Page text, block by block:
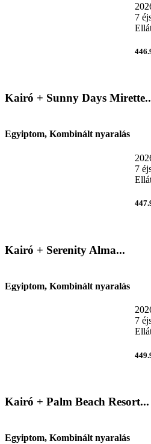
7
Kairó + Sunny Days
Egyiptom, Kombinált nyaralás
7
Kairó + Serenity Alma...
Egyiptom, Kombinált nyaralás
7
Kairó + Palm Beach Resort...
Egyiptom, Kombinált nyaralás